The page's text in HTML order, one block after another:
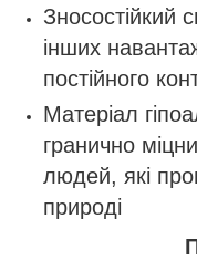
Зносостійкий
інших
постійного
Матеріал
гранично
людей, які
природі